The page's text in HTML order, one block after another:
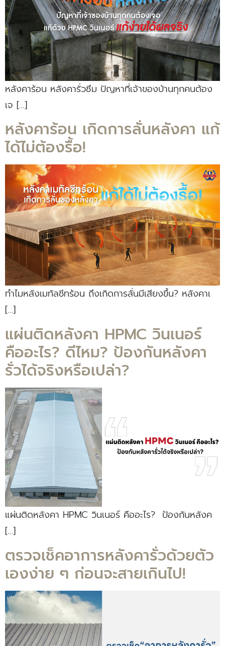
หลังคาร้อน หลังคารั่วซึม ปัญหาที่เจ้าของบ้านทุกคนต้อง
เจ […]
หลังคาร้อน เกิดการลั่นหลังคา แก้
ได้ไม่ต้องรื้อ!
ทำไมหลังเมทัลชีทร้อน ถึงเกิดการลั่นมีเสียงขึ้น? หลังคาเ
[…]
แผ่นติดหลังคา HPMC วินเนอร์
คืออะไร? ดีไหม? ป้องกันหลังคา
รั่วได้จริงหรือเปล่า?
แผ่นติดหลังคา HPMC วินเนอร์ คืออะไร? ป้องกันหลังค
[…]
ตรวจเช็คอาการหลังคารั่วด้วยตัว
เองง่าย ๆ ก่อนจะสายเกินไป!